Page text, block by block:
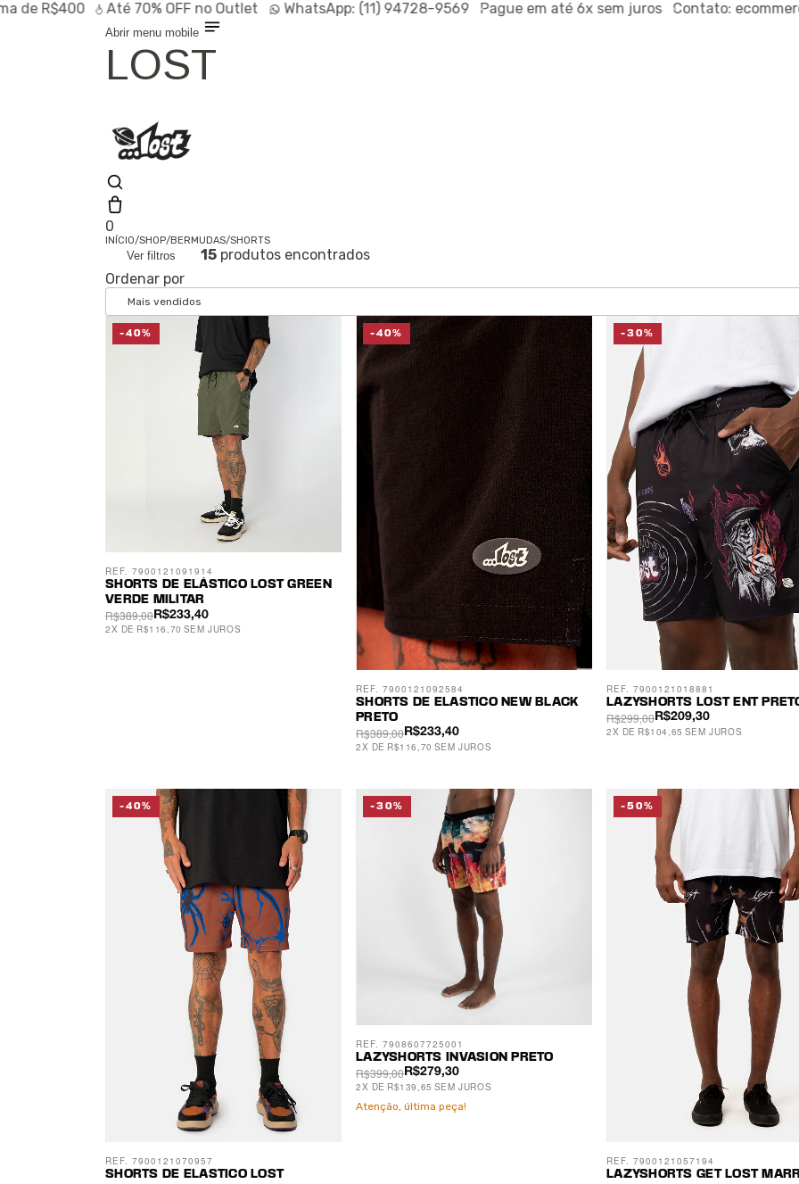
R$400 Até70% OFFno Outlet WhatsApp:(11) 94728-9569 Pague em até6x sem juros Contato:
Abrir menu mobile
LOST
0
INÍCIO/SHOP/BERMUDAS/SHORTS
Ver filtros 15 produtos encontrados
Ordenar por
SHORTS DE ELÁSTICO LOST GREEN
VERDE MILITAR
R$233,40
R$389,00
2X DE R$116,70 SEM JUROS
REF. 7900121091914
-40%
SHORTS DE ELASTICO NEW BLACK
PRETO
R$233,40
R$389,00
2X DE R$116,70 SEM JUROS
REF. 7900121092584
-40%
LAZYSHORTS LOST ENT
R$209,30
R$299,00
2X DE R$104,65 SEM JUROS
REF. 7900121018881
-30%
SHORTS DE ELASTICO LOST
REF. 7900121070957
-40%
LAZYSHORTS INVASION PRETO
R$279,30
R$399,00
2X DE R$139,65 SEM JUROS
REF. 7908607725001
-30%
Atenção, última peça!
LAZYSHORTS GET LOST
REF. 7900121057194
-50%